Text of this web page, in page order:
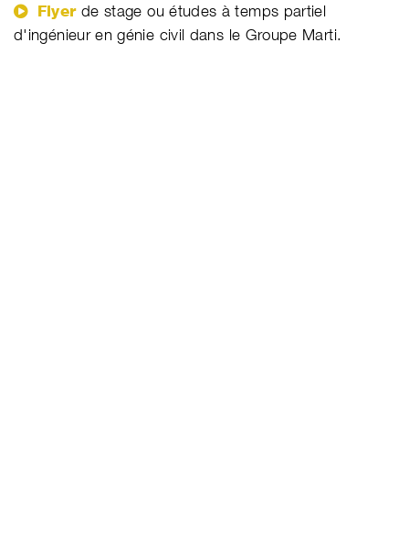
Flyerde stage ou études à temps partiel
d'ingénieur en génie civil dans le Groupe Marti.